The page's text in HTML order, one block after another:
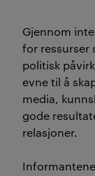
Gjennom
for ressurser
politisk
evne til å
media,
gode
relasjoner.